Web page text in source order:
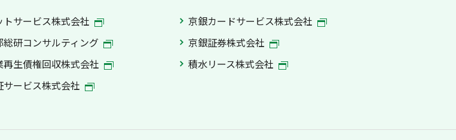
サービス株式会社
京銀カードサービス株式会社
研コンサルティング
京銀証券株式会社
再生債権回収株式会社
積水リース株式会社
ービス株式会社